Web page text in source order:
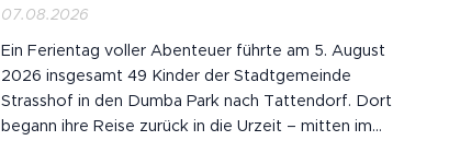
07.08.2026
Ein Ferientag voller Abenteuer führte am 5. August
2026 insgesamt 49 Kinder der Stadtgemeinde
Strasshof in den Dumba Park nach Tattendorf. Dort
begann ihre Reise zurück in die Urzeit – mitten im